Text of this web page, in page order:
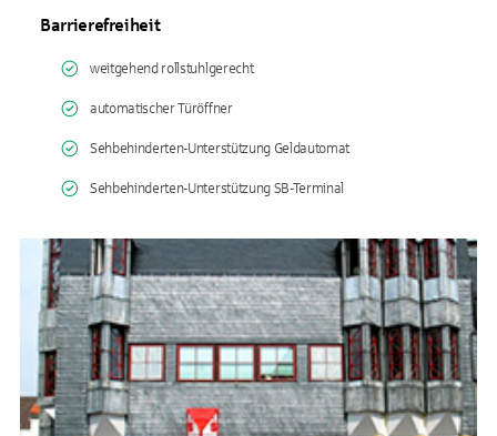
Barrierefreiheit
weitgehend rollstuhlgerecht
automatischer Türöffner
Sehbehinderten-Unterstützung Geldautomat
Sehbehinderten-Unterstützung SB-Terminal